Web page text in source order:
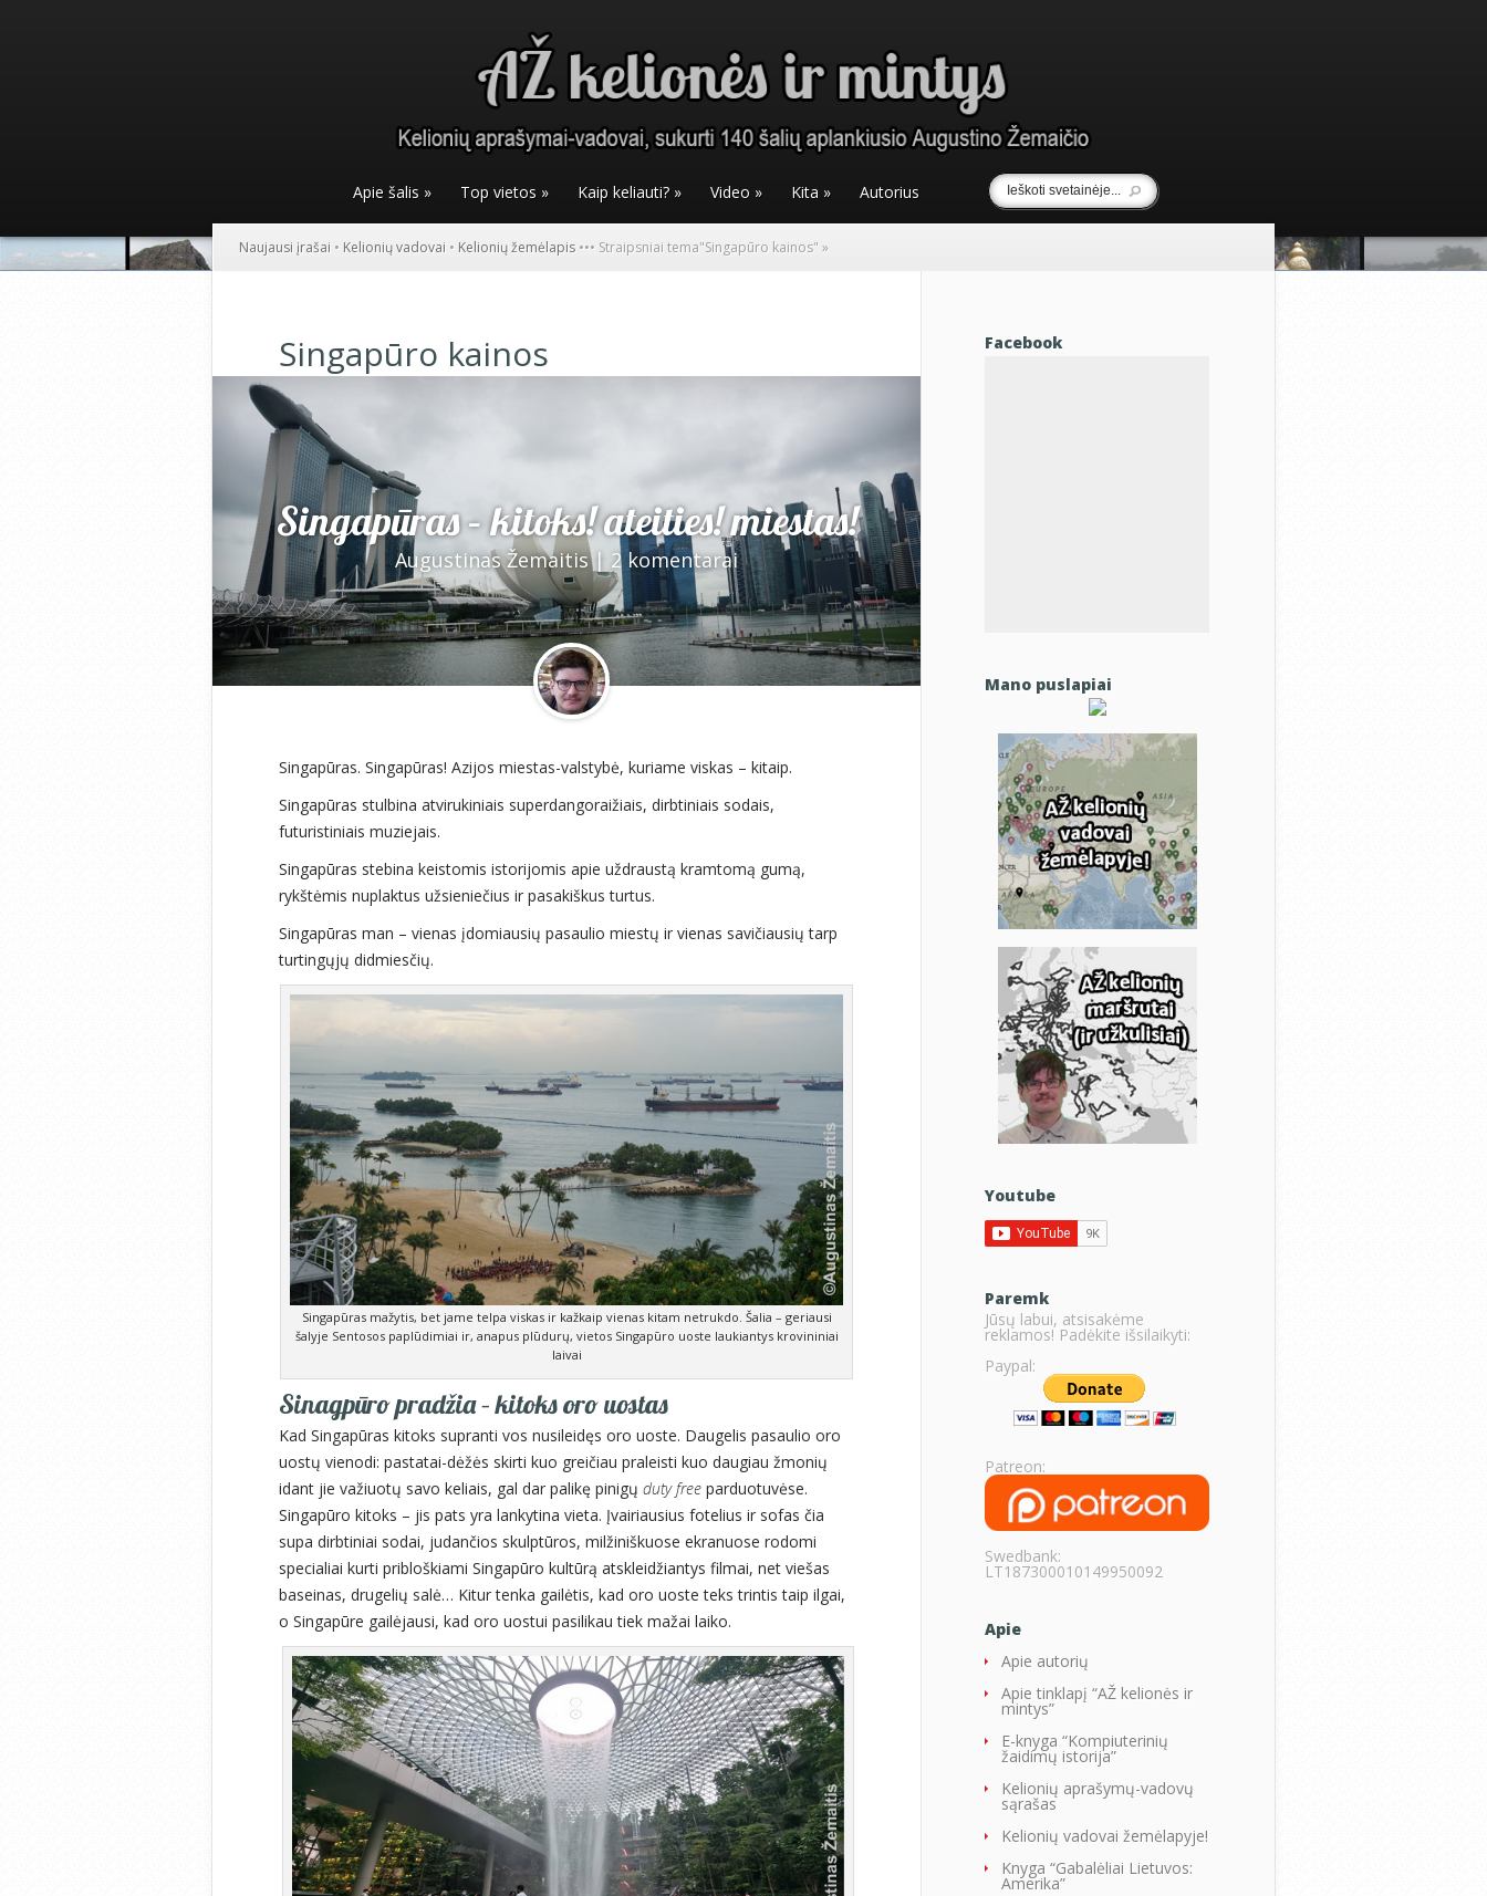
Apie šalis » Top vietos » Kaip keliauti? » Video » Kita » Autorius
Naujausi įrašai • Kelionių vadovai • Kelionių žemėlapis ••• Straipsniai tema"Singapūro kainos" »
Singapūro kainos
Singapūras – kitoks! ateities! miestas!
Augustinas Žemaitis| 2 komentarai
Singapūras. Singapūras! Azijos miestas-valstybė, kuriame viskas – kitaip.
Singapūras stulbina atvirukiniais superdangoraižiais, dirbtiniais sodais,
futuristiniais muziejais.
Singapūras stebina keistomis istorijomis apie uždraustą kramtomą gumą,
rykštėmis nuplaktus užsieniečius ir pasakiškus turtus.
Singapūras man – vienas įdomiausių pasaulio miestų ir vienas savičiausių tarp
turtingųjų didmiesčių.
Singapūras mažytis, bet jame telpa viskas ir kažkaip vienas kitam netrukdo. Šalia – geriausi
šalyje Sentosos paplūdimiai ir, anapus plūdurų, vietos Singapūro uoste laukiantys krovininiai
laivai
Sinagpūro pradžia – kitoks oro uostas
Kad Singapūras kitoks supranti vos nusileidęs oro uoste. Daugelis pasaulio oro
uostų vienodi: pastatai-dėžės skirti kuo greičiau praleisti kuo daugiau žmonių
idant jie važiuotų savo keliais, gal dar palikę pinigų duty free parduotuvėse.
Singapūro kitoks – jis pats yra lankytina vieta. Įvairiausius fotelius ir sofas čia
supa dirbtiniai sodai, judančios skulptūros, milžiniškuose ekranuose rodomi
specialiai kurti pribloškiami Singapūro kultūrą atskleidžiantys filmai, net viešas
baseinas, drugelių salė… Kitur tenka gailėtis, kad oro uoste teks trintis taip ilgai,
o Singapūre gailėjausi, kad oro uostui pasilikau tiek mažai laiko.
Facebook
Mano puslapiai
Youtube
Paremk
Jūsų labui, atsisakėme
reklamos! Padėkite išsilaikyti:
Paypal:
Patreon:
Swedbank:
LT187300010149950092
Apie
Apie autorių
Apie tinklapį “AŽ kelionės ir
mintys”
E-knyga “Kompiuterinių
žaidimų istorija”
Kelionių aprašymų-vadovų
sąrašas
Kelionių vadovai žemėlapyje!
Knyga “Gabalėliai Lietuvos:
Amerika”